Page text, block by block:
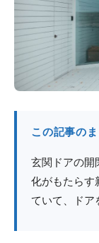
茨城
栃木
群馬
コラム
最新情報
この記事の
玄関ドアの開
化がもたらす
ていて、ド